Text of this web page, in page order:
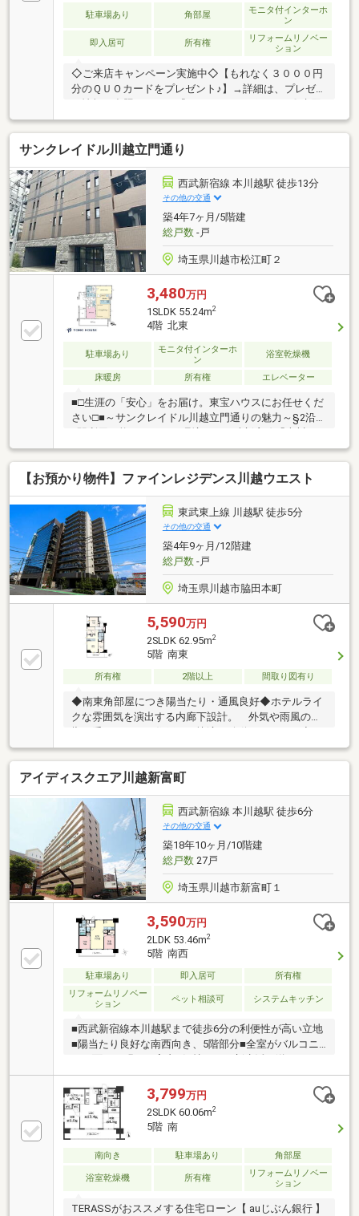
駐車場あり 角部屋
モニタ付インターホ
ン
即入居可 所有権
リフォームリノベー
ション
◇ご来店キャンペーン実施中◇【もれなく３０００円
分のＱＵＯカードをプレゼント♪】→詳細は、プレゼン
ト情報を参照下さい。『マンションレポート』〇水回
り新規交換、アフターサービス保証付きです。〇宅配
BOX完備で留守でも安心です。〇教育施設や買い物施
設近く、住み良い立地です。【歴史と文化が息づく
街、川越】都心から約30分。蔵造りの街並みに「時の
鐘」が響く川越は、江戸の面影を今に伝える小江戸で
す。。詳細、内覧、ご購入後を想定したライフプラン
等、お気軽に東宝ハウスライフソリューションズグル
ープ 株式会社東宝ハウス川口 営業1課 【0120-
104-861】まで！
サンクレイドル川越立門通り
西武新宿線 本川越駅 徒歩13分
その他の交通
築4年7ヶ月/5階建
総戸数-戸
埼玉県川越市松江町２
3,480万円
1SLDK 55.24m2
4階 北東
駐車場あり
モニタ付インターホ
ン
浴室乾燥機
床暖房 所有権 エレベーター
■□生涯の「安心」をお届け。東宝ハウスにお任せくだ
さい□■～サンクレイドル川越立門通りの魅力～§2沿線
3駅利用可能なアクセス環境 ・西武新宿線「本川
越」駅まで徒歩13分 ・東武東上線「川越市」駅まで
徒歩16分/「川越」駅まで徒歩20分§ライフスタイルに
合わせて自由にアレンジできる間取り ・作業スペー
スや納戸として活用できるサービスルーム ・LDKの
続き間として活用可能な洋室 ・2つのウォークイン
クローゼット§生活にゆとりを生み出す設備 ・浴室
乾燥機・食器洗乾燥機 ・床暖房 ・温水洗浄便座§
周辺環境・コープみらいミニコープ仲町店 徒歩5分
【お預かり物件】ファインレジデンス川越ウエスト
東武東上線 川越駅 徒歩5分
その他の交通
築4年9ヶ月/12階建
総戸数-戸
埼玉県川越市脇田本町
5,590万円
2SLDK 62.95m2
5階 南東
所有権 2階以上 間取り図有り
◆南東角部屋につき陽当たり・通風良好◆ホテルライ
クな雰囲気を演出する内廊下設計。 外気や雨風の影
ニクス川越まで徒歩3分◆全フローリングにフロアコ
ーティングあり◆エコカラット・ピクチャーレール◆
キッチン天板にハイブリッドコーキングあり
アイディスクエア川越新富町
西武新宿線 本川越駅 徒歩6分
その他の交通
築18年10ヶ月/10階建
総戸数27戸
埼玉県川越市新富町１
3,590万円
2LDK 53.46m2
5階 南西
駐車場あり 即入居可
所有権
リフォームリノベー
ション
ペット相談可 システムキッチン
■西武新宿線本川越駅まで徒歩6分の利便性が高い立地
■陽当たり良好な南西向き、5階部分■全室がバルコニ
う、リフォーム後のお引渡し■家事の負担を軽減す
る、食洗機付きキッチン■衣類や季節物も収納できる
ウォークインクローゼット■大切なペットと一緒に過
ごせるマンション■スーパー・コンビニまで徒歩2分圏
内でお買物も便利
3,799万円
2SLDK 60.06m2
5階 南
南向き 駐車場あり 角部屋
浴室乾燥機 所有権
リフォームリノベー
ション
TERASSがおススメする住宅ローン【 auじぶん銀行 】